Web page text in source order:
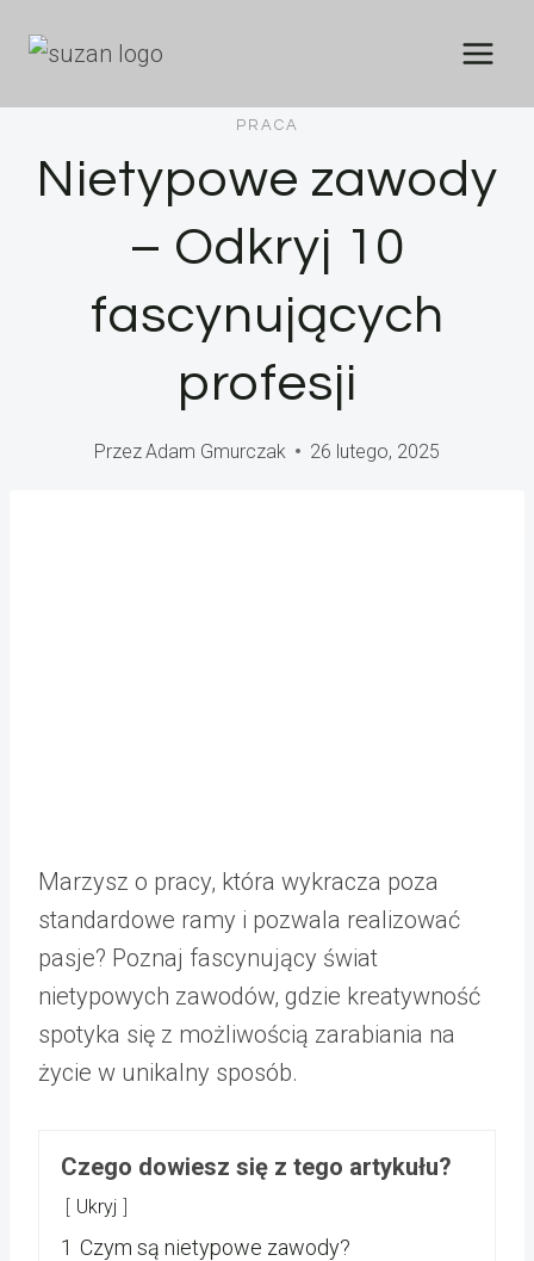
PRACA
Nietypowe zawody
– Odkryj 10
fascynujących
profesji
PrzezAdam Gmurczak 26 lutego, 2025
Marzysz o pracy, która wykracza poza
standardowe ramy i pozwala realizować
pasje? Poznaj fascynujący świat
nietypowych zawodów, gdzie kreatywność
spotyka się z możliwością zarabiania na
życie w unikalny sposób.
Czego dowiesz się z tego artykułu?
Ukryj
1 Czym są nietypowe zawody?